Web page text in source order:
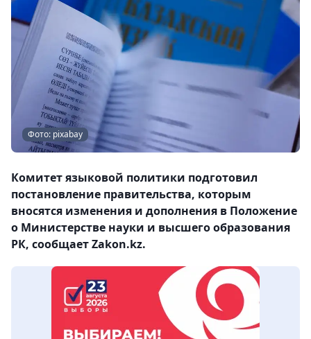
Фото: pixabay
Комитет языковой политики подготовил
постановление правительства, которым
вносятся изменения и дополнения в Положение
о Министерстве науки и высшего образования
РК, сообщает Zakon.kz.